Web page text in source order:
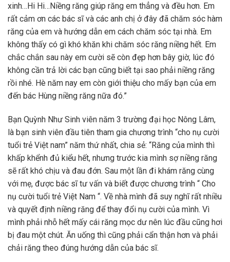
xinh…Hi Hi…Niềng răng giúp răng em thẳng và đều hơn. Em
rất cảm ơn các bác sĩ và các anh chị ở đây đã chăm sóc hàm
răng của em và hướng dẫn em cách chăm sóc tại nhà. Em
không thấy có gì khó khăn khi chăm sóc răng niềng hết. Em
chắc chắn sau này em cười sẽ còn đẹp hơn bây giờ, lúc đó
không cần trả lời các bạn cũng biết tại sao phải niềng răng
rồi nhé. Hè năm nay em còn giới thiệu cho mấy bạn của em
đến bác Hùng niềng răng nữa đó.”
Bạn Quỳnh Như Sinh viên năm 3 trường đại học Nông Lâm,
là bạn sinh viên đầu tiên tham gia chương trình “cho nụ cười
tuổi trẻ Việt nam” năm thứ nhất, chia sẻ: “Răng của mình thì
khấp khểnh đủ kiểu hết, nhưng trước kia mình sợ niềng răng
sẽ rất khó chịu và đau đớn. Sau một lần đi khám răng cùng
với mẹ, được bác sĩ tư vấn và biết được chương trình “ Cho
nụ cười tuổi trẻ Việt Nam “. Về nhà mình đã suy nghĩ rất nhiều
và quyết định niềng răng để thay đổi nụ cười của mình. Vì
mình phải nhỗ hết mấy cái răng mọc dư nên lúc đầu cũng hơi
bị đau một chút. Ăn uống thì cũng phải cẩn thận hơn và phải
chải răng theo đúng hướng dẫn của bác sĩ.